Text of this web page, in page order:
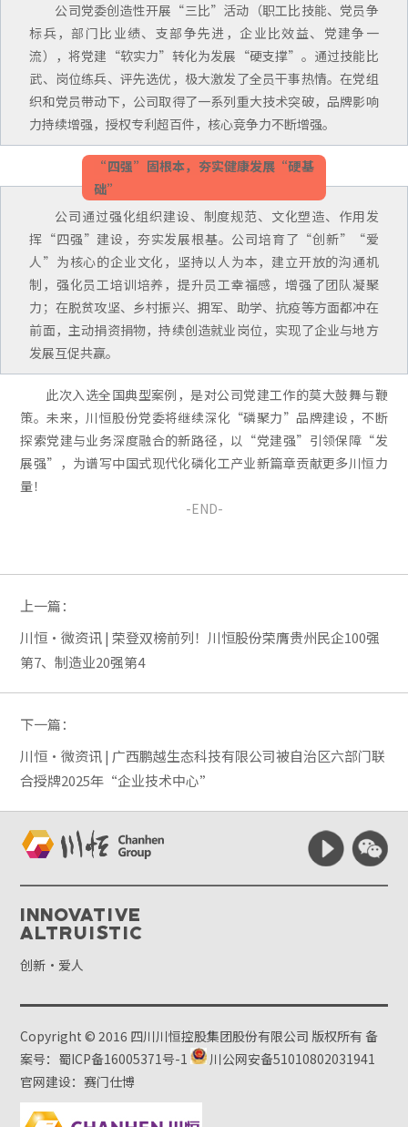
公司党委创造性开展“三比”活动（职工比技能、党员争
标兵，部门比业绩、支部争先进，企业比效益、党建争一
流），将党建“软实力”转化为发展“硬支撑”。通过技能比
武、岗位练兵、评先选优，极大激发了全员干事热情。在党组
织和党员带动下，公司取得了一系列重大技术突破，品牌影响
力持续增强，授权专利超百件，核心竞争力不断增强。
“四强”固根本，夯实健康发展“硬基
础”
公司通过强化组织建设、制度规范、文化塑造、作用发
挥“四强”建设，夯实发展根基。公司培育了“创新”“爱
人”为核心的企业文化，坚持以人为本，建立开放的沟通机
制，强化员工培训培养，提升员工幸福感，增强了团队凝聚
力；在脱贫攻坚、乡村振兴、拥军、助学、抗疫等方面都冲在
前面，主动捐资捐物，持续创造就业岗位，实现了企业与地方
发展互促共赢。
此次入选全国典型案例，是对公司党建工作的莫大鼓舞与鞭
策。未来，川恒股份党委将继续深化“磷聚力”品牌建设，不断
探索党建与业务深度融合的新路径，以“党建强”引领保障“发
展强”，为谱写中国式现代化磷化工产业新篇章贡献更多川恒力
量！
-END-
上一篇：
川恒·微资讯 | 荣登双榜前列！川恒股份荣膺贵州民企100强
第7、制造业20强第4
下一篇：
川恒·微资讯 | 广西鹏越生态科技有限公司被自治区六部门联
合授牌2025年“企业技术中心”
Innovative
Altruistic
创新·爱人
Copyright © 2016 四川川恒控股集团股份有限公司 版权所有备
案号：蜀ICP备16005371号-1
川公网安备51010802031941
官网建设：赛门仕博